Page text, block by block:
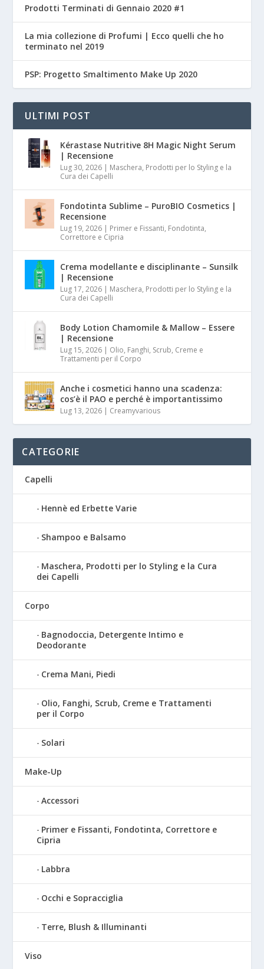
Prodotti Terminati di Gennaio 2020 #1
La mia collezione di Profumi | Ecco quelli che ho
terminato nel 2019
PSP: Progetto Smaltimento Make Up 2020
ULTIMI POST
Kérastase Nutritive 8H Magic Night Serum
| Recensione
Lug 30, 2026 | Maschera, Prodotti per lo Styling e la
Cura dei Capelli
Fondotinta Sublime – PuroBIO Cosmetics |
Recensione
Lug 19, 2026 | Primer e Fissanti, Fondotinta,
Correttore e Cipria
Crema modellante e disciplinante – Sunsilk
| Recensione
Lug 17, 2026 | Maschera, Prodotti per lo Styling e la
Cura dei Capelli
Body Lotion Chamomile & Mallow – Essere
| Recensione
Lug 15, 2026 | Olio, Fanghi, Scrub, Creme e
Trattamenti per il Corpo
Anche i cosmetici hanno una scadenza:
cos’è il PAO e perché è importantissimo
Lug 13, 2026 | Creamyvarious
CATEGORIE
Capelli
Hennè ed Erbette Varie
Shampoo e Balsamo
Maschera, Prodotti per lo Styling e la Cura
dei Capelli
Corpo
Bagnodoccia, Detergente Intimo e
Deodorante
Crema Mani, Piedi
Olio, Fanghi, Scrub, Creme e Trattamenti
per il Corpo
Solari
Make-Up
Accessori
Primer e Fissanti, Fondotinta, Correttore e
Cipria
Labbra
Occhi e Sopracciglia
Terre, Blush & Illuminanti
Viso